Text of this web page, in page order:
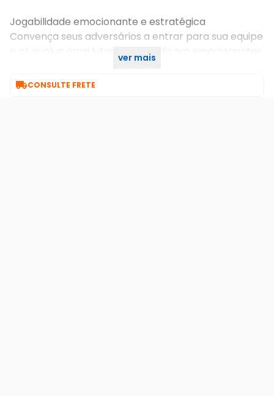
Jogabilidade emocionante e estratégica
Convença seus adversários a entrar para sua equipe
e os evolua para lutar ao seu lado em emocionantes
ver mais
CONSULTE FRETE